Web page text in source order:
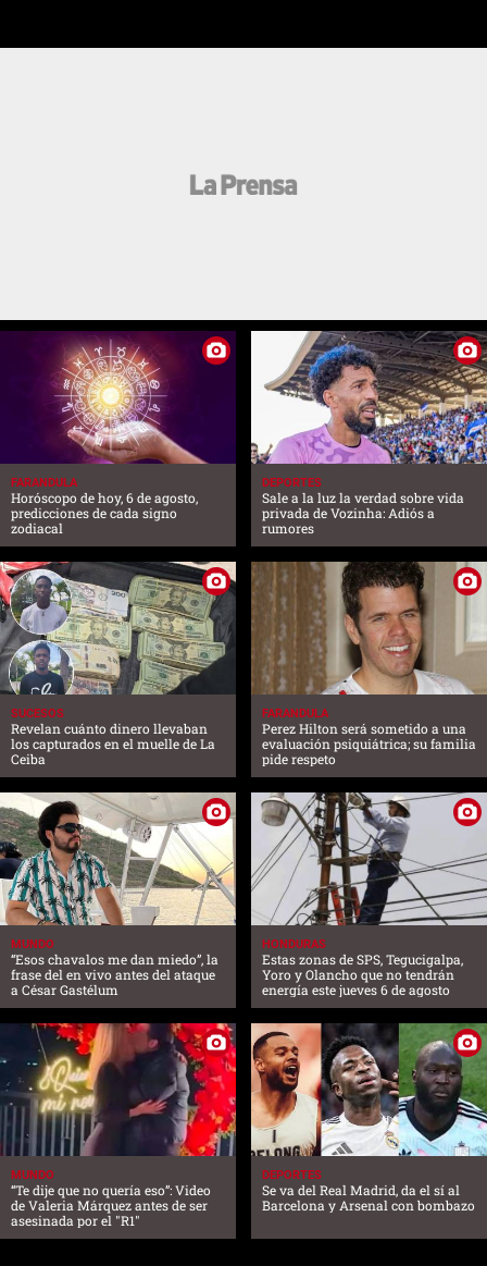
FARANDULA
Horóscopo de hoy, 6 de agosto,
predicciones de cada signo
zodiacal
DEPORTES
Sale a la luz la verdad sobre vida
privada de Vozinha: Adiós a
rumores
SUCESOS
Revelan cuánto dinero llevaban
los capturados en el muelle de La
Ceiba
FARANDULA
Perez Hilton será sometido a una
evaluación psiquiátrica; su familia
pide respeto
MUNDO
“Esos chavalos me dan miedo”, la
frase del en vivo antes del ataque
a César Gastélum
HONDURAS
Estas zonas de SPS, Tegucigalpa,
Yoro y Olancho que no tendrán
energía este jueves 6 de agosto
MUNDO
“Te dije que no quería eso”: Video
de Valeria Márquez antes de ser
asesinada por el "R1"
DEPORTES
Se va del Real Madrid, da el sí al
Barcelona y Arsenal con bombazo